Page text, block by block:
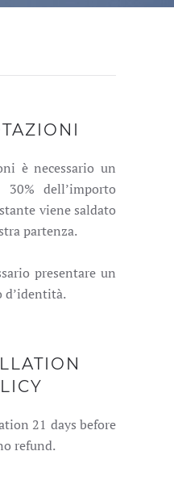
è necessario un
dell’importo
viene saldato
partenza.
presentare un
d’identità.
21 days before
refund.